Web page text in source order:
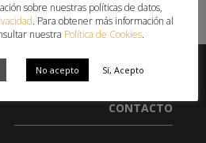
CONTACTO
sobre nuestras políticas de datos,
. Para obtener más información al
nuestra Política de Cookies.
No acepto Sí, Acepto